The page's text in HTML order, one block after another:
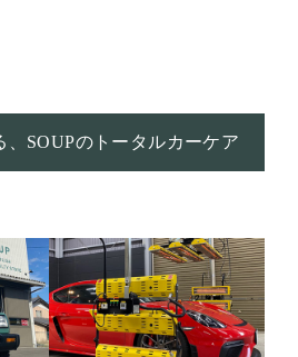
SOUPのトータルカーケア